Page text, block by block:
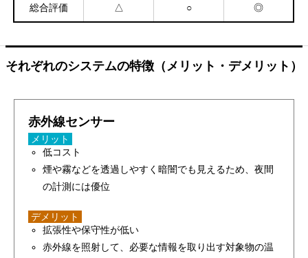
総合評価 △ ○ ◎
それぞれのシステムの特徴（メリット・デメリット）
赤外線センサー
メリット
低コスト
煙や霧などを透過しやすく暗闇でも見えるため、夜間
の計測には優位
デメリット
拡張性や保守性が低い
赤外線を照射して、必要な情報を取り出す対象物の温